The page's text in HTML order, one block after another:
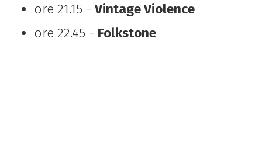
ore 21.15 - Vintage Violence
ore 22.45 - Folkstone